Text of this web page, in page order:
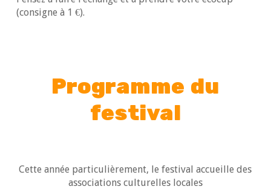
(consigne à 1 €).
Programme du
festival
Cette année particulièrement, le festival accueille des
associations culturelles locales